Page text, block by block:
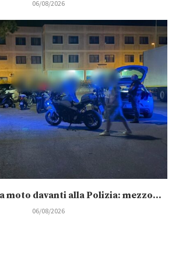
06/08/2026
moto davanti alla Polizia: mezzo...
06/08/2026